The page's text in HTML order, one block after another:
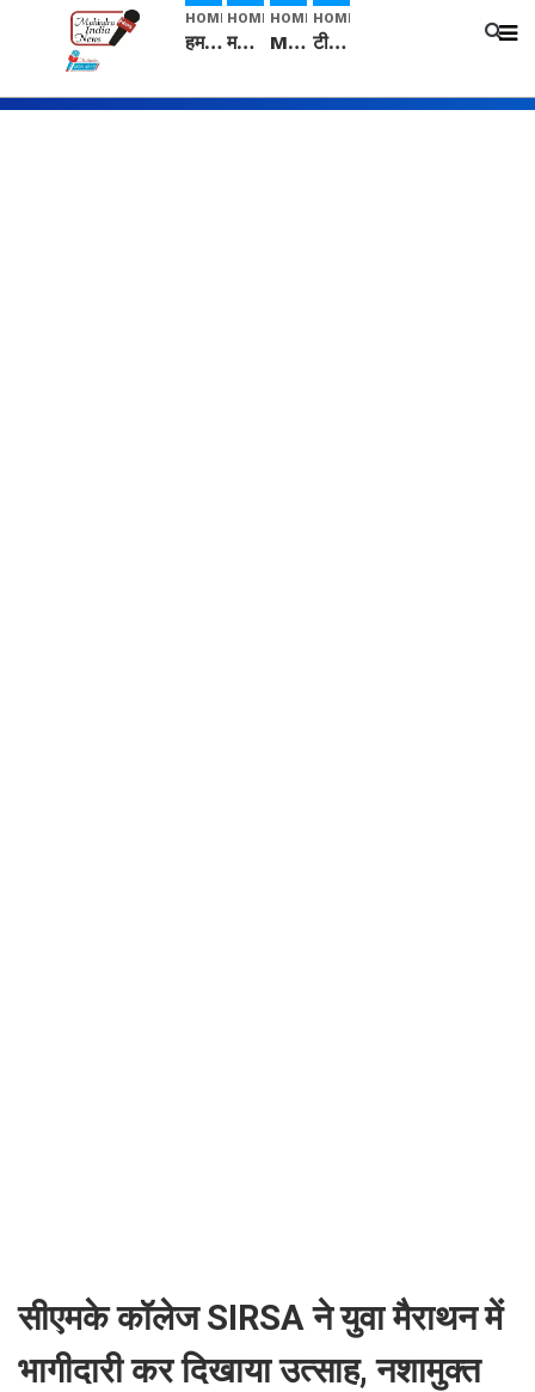
HOME
हम सनातनी..." सांसद kangana Ranaut से क्या बोली लड़की? Viral Jantar-Mantar | CJP protest
HOME
मनीषा हत्याकांड: हत्या, आत्महत्या या कोई बड़ा राज? | Full Story | Josh Haryana
HOME
Mangalsutra: हिंदू धर्म में शादी के बाद मंगलसूत्र क्यों पहनती है महिलाएं, किसने शुरु की ये परंपरा
HOME
टीम बीकेई ने एग्रीकल्चर ग्रेड की यूरिया खाद गट्टों में बदलकर टेक्निकल ग्रेड में बेचने वालों पर करवाई कार्रवाई: लखविंदर सिंह औलख
सीएमके कॉलेज SIRSA ने युवा मैराथन में
भागीदारी कर दिखाया उत्साह, नशामुक्त